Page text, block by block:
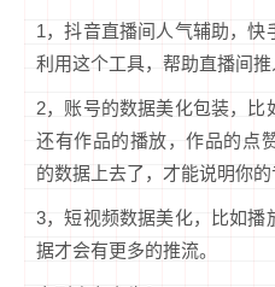
1，抖音直播间人气辅助，快
利用这个工具，帮助直播间推
2，账号的数据美化包装，比
还有作品的播放，作品的点
的数据上去了，才能说明你的
3，短视频数据美化，比如播
据才会有更多的推流。